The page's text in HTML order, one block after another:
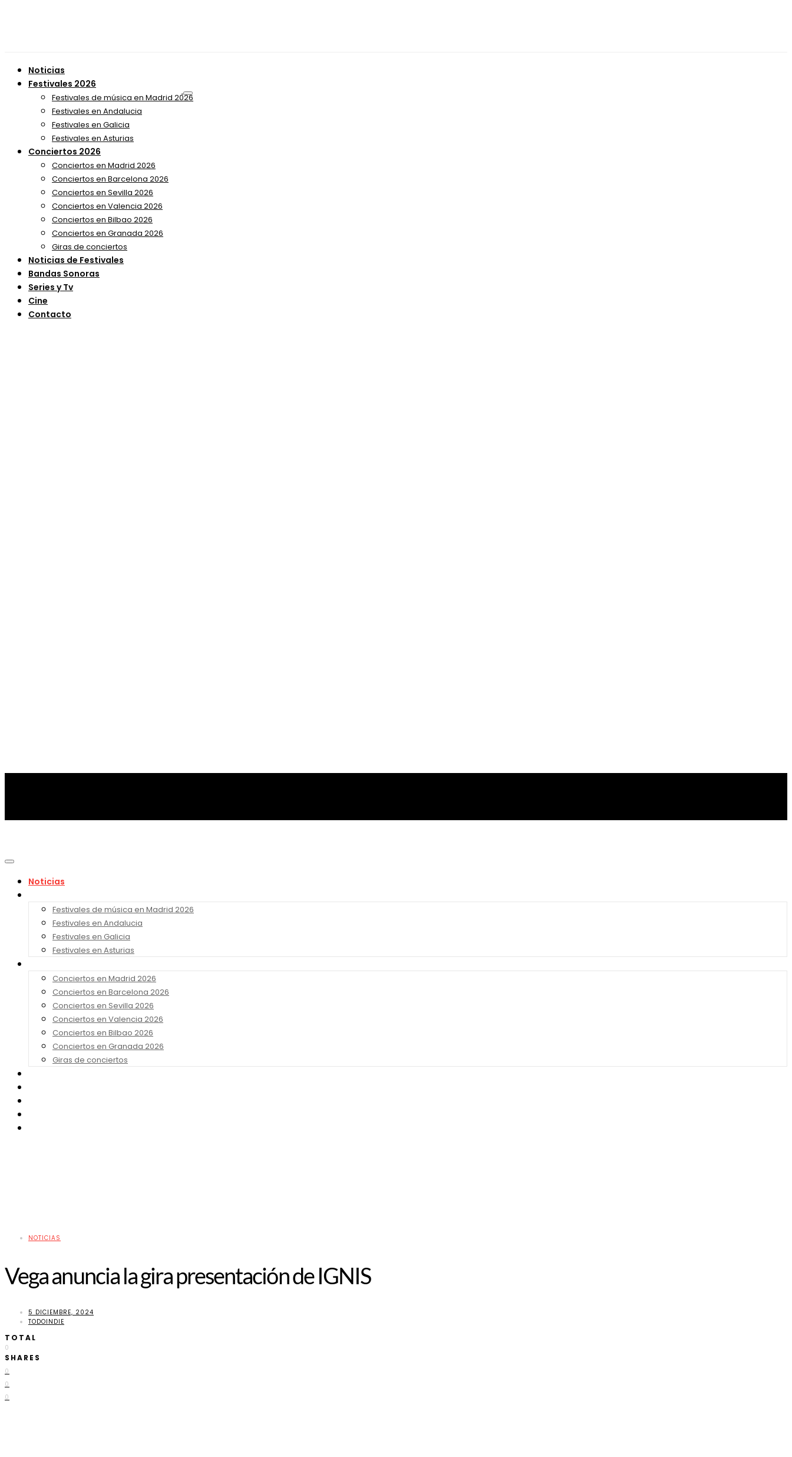
Noticias
Festivales 2026
Festivales de música en Madrid 2026
Festivales en Andalucia
Festivales en Galicia
Festivales en Asturias
Conciertos 2026
Conciertos en Madrid 2026
Conciertos en Barcelona 2026
Conciertos en Sevilla 2026
Conciertos en Valencia 2026
Conciertos en Bilbao 2026
Conciertos en Granada 2026
Giras de conciertos
Noticias de Festivales
Bandas Sonoras
Series y Tv
Cine
Contacto
Noticias
Festivales de música en Madrid 2026
Festivales en Andalucia
Festivales en Galicia
Festivales en Asturias
Conciertos en Madrid 2026
Conciertos en Barcelona 2026
Conciertos en Sevilla 2026
Conciertos en Valencia 2026
Conciertos en Bilbao 2026
Conciertos en Granada 2026
Giras de conciertos
NOTICIAS
Vega anuncia la gira presentación de IGNIS
5 DICIEMBRE, 2024
TODOINDIE
TOTAL
0
SHARES
0
0
0